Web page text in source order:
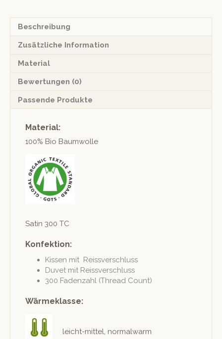
Menge
Beschreibung
Zusätzliche Information
Material
Bewertungen (0)
Passende Produkte
Material:
100% Bio Baumwolle
Satin 300 TC
Konfektion:
Kissen mit Reissverschluss
Duvet mit Reissverschluss
300 Faden­zahl (Thread Count)
Wärmeklasse:
leicht-mit­tel, nor­mal­warm